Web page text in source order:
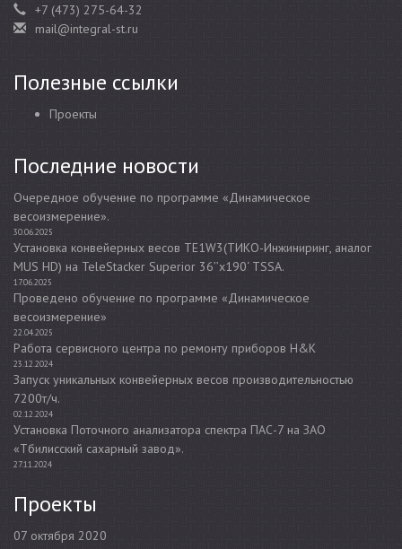
+7 (473) 275-64-32
mail@integral-st.ru
Полезные ссылки
Проекты
Последние новости
Очередное обучение по программе «Динамическое
весоизмерение».
30.06.2025
Установка конвейерных весов TE1W3(ТИКО-Инжиниринг, аналог
MUS HD) на TeleStacker Superior 36’’x190‘ TSSA.
17.06.2025
Проведено обучение по программе «Динамическое
весоизмерение»
22.04.2025
Работа сервисного центра по ремонту приборов H&K
23.12.2024
Запуск уникальных конвейерных весов производительностью
7200т/ч.
02.12.2024
Установка Поточного анализатора спектра ПАС-7 на ЗАО
«Тбилисский сахарный завод».
27.11.2024
Проекты
07 октября 2020